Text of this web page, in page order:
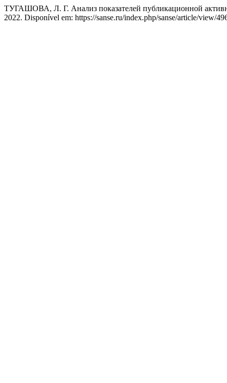
ТУГАШОВА, Л. Г. Анализ показателей публикационной
2022. Disponível em: https://sanse.ru/index.php/sanse/article/view/